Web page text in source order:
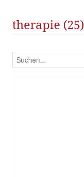
therapie (25)